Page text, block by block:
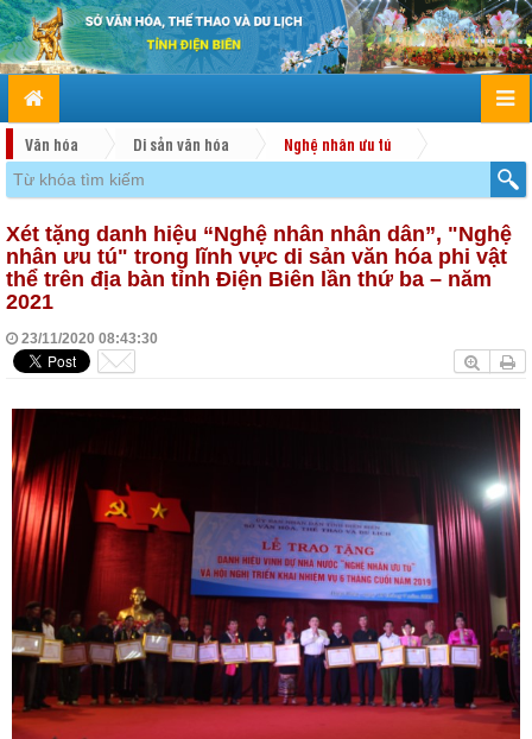
Văn hóa Di sản văn hóa Nghệ nhân ưu tú
Xét tặng danh hiệu “Nghệ nhân nhân dân”, "Nghệ
nhân ưu tú" trong lĩnh vực di sản văn hóa phi vật
thể trên địa bàn tỉnh Điện Biên lần thứ ba – năm
2021
23/11/2020 08:43:30